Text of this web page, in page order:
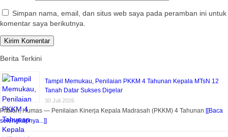
Simpan nama, email, dan situs web saya pada peramban ini untuk
komentar saya berikutnya.
Berita Terkini
Tampil Memukau, Penilaian PKKM 4 Tahunan Kepala MTsN 12
Tanah Datar Sukses Digelar
30 Juli 2026
Pitalah, Humas — Penilaian Kinerja Kepala Madrasah (PKKM) 4 Tahunan [[Baca
selengkapnya...]]